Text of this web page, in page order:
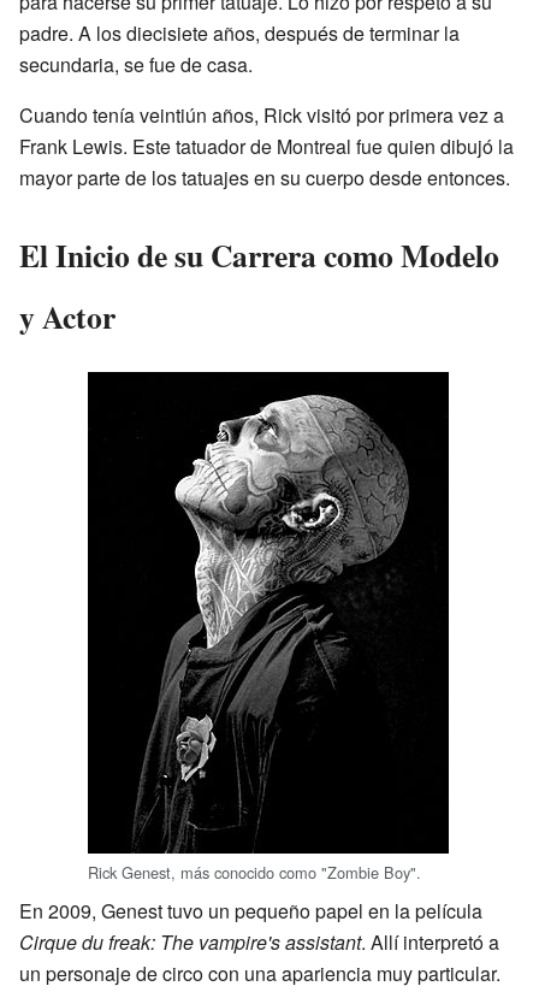
padre. A los diecisiete años, después de terminar la
secundaria, se fue de casa.
Cuando tenía veintiún años, Rick visitó por primera vez a
Frank Lewis. Este tatuador de Montreal fue quien dibujó la
mayor parte de los tatuajes en su cuerpo desde entonces.
El Inicio de su Carrera como Modelo
y Actor
Rick Genest, más conocido como "Zombie Boy".
En 2009, Genest tuvo un pequeño papel en la película
Cirque du freak: The vampire's assistant. Allí interpretó a
un personaje de circo con una apariencia muy particular.